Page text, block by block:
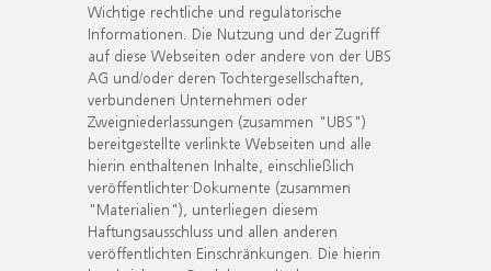
Wichtige rechtliche und regulatorische
Informationen. Die Nutzung und der Zugriff
auf diese Webseiten oder andere von der UBS
AG und/oder deren Tochtergesellschaften,
verbundenen Unternehmen oder
Zweigniederlassungen (zusammen "UBS")
bereitgestellte verlinkte Webseiten und alle
hierin enthaltenen Inhalte, einschließlich
veröffentlichter Dokumente (zusammen
"Materialien"), unterliegen diesem
Haftungsausschluss und allen anderen
veröffentlichten Einschränkungen. Die hierin